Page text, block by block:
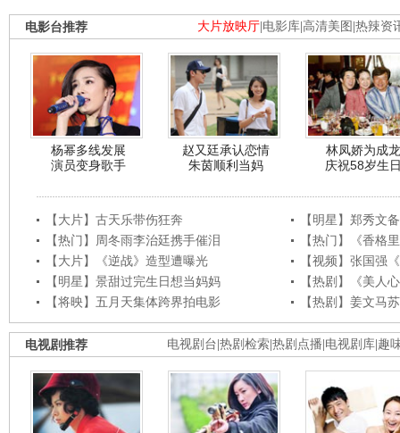
大片放映厅 电影库 高清美图 热辣资
电影台推荐
杨幂多线发展
演员变身歌手
赵又廷承认恋情
朱茵顺利当妈
林凤娇为成龙
庆祝58岁生
【大片】古天乐带伤狂奔
【明星】郑秀文
【热门】周冬雨李治廷携手催泪
【热门】《香格
【大片】《逆战》造型遭曝光
【视频】张国强
【明星】景甜过完生日想当妈妈
【热剧】《美人
【将映】五月天集体跨界拍电影
【热剧】姜文马
电视剧台 热剧检索 热剧点播 电视剧库 趣
电视剧推荐